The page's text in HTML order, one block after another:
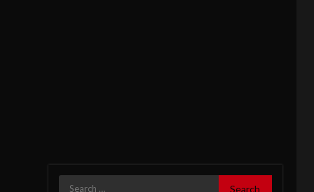
Search